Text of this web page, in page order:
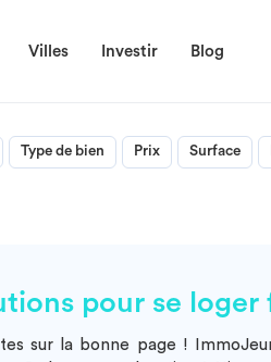
Villes Investir Blog
Type de bien Prix Surface
pour se loger
sur la bonne page !